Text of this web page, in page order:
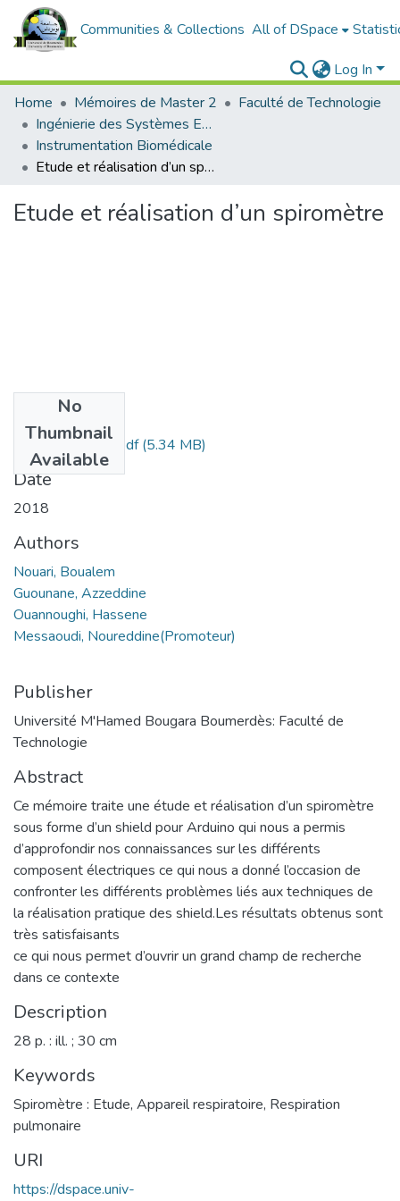
Communities & Collections All of DSpace
Log In
Home
Mémoires de Master 2
Faculté de Technologie
Ingénierie des Systèmes Electriques
Instrumentation Biomédicale
Etude et réalisation d’un spiromètre
Etude et réalisation d’un spiromètre
No
Thumbnail
Available
Nouari, Boualem.pdf(5.34 MB)
Date
2018
Authors
Nouari, Boualem
Guounane, Azzeddine
Ouannoughi, Hassene
Messaoudi, Noureddine(Promoteur)
Publisher
Université M'Hamed Bougara Boumerdès: Faculté de
Technologie
Abstract
Ce mémoire traite une étude et réalisation d’un spiromètre
sous forme d’un shield pour Arduino qui nous a permis
d’approfondir nos connaissances sur les différents
composent électriques ce qui nous a donné l’occasion de
confronter les différents problèmes liés aux techniques de
la réalisation pratique des shield.Les résultats obtenus sont
très satisfaisants
ce qui nous permet d’ouvrir un grand champ de recherche
dans ce contexte
Description
28 p. : ill. ; 30 cm
Keywords
Spiromètre : Etude, Appareil respiratoire, Respiration
pulmonaire
URI
https://dspace.univ-